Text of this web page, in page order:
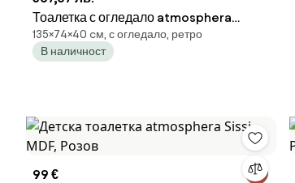
Тоалетка с огледало atmosphera
Chrysa, MDF - Бял
135×74×40 cм, с огледало, ретро
В наличност
99 €